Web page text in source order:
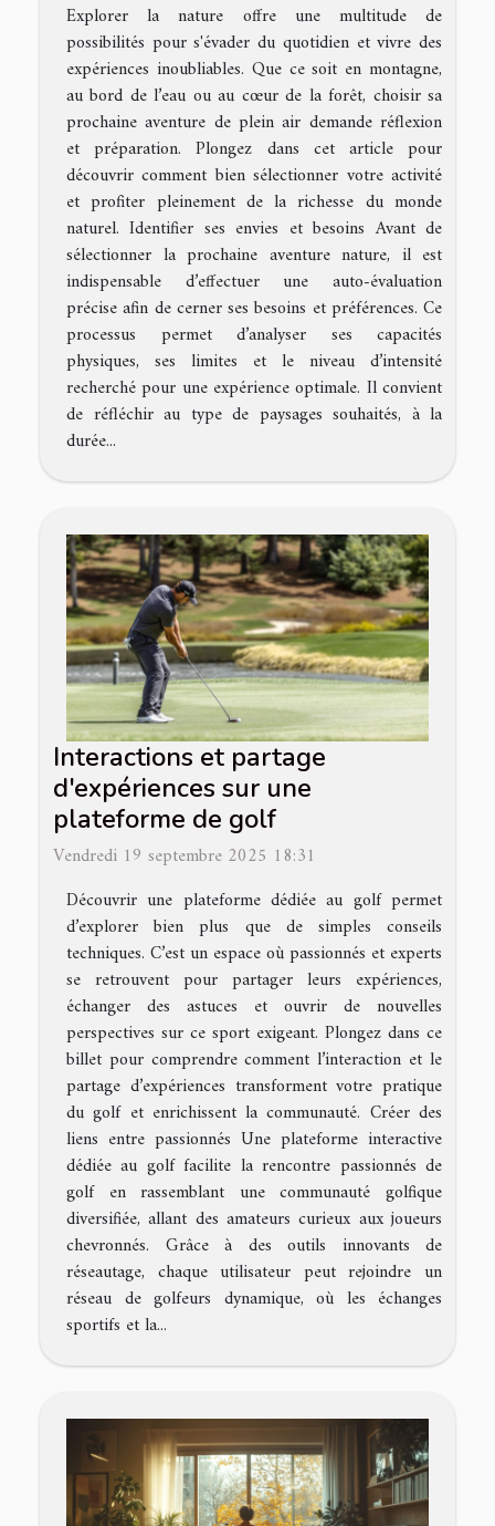
Explorer la nature offre une multitude de
possibilités pour s'évader du quotidien et vivre des
expériences inoubliables. Que ce soit en montagne,
au bord de l’eau ou au cœur de la forêt, choisir sa
prochaine aventure de plein air demande réflexion
et préparation. Plongez dans cet article pour
découvrir comment bien sélectionner votre activité
et profiter pleinement de la richesse du monde
naturel. Identifier ses envies et besoins Avant de
sélectionner la prochaine aventure nature, il est
indispensable d’effectuer une auto-évaluation
précise afin de cerner ses besoins et préférences. Ce
processus permet d’analyser ses capacités
physiques, ses limites et le niveau d’intensité
recherché pour une expérience optimale. Il convient
de réfléchir au type de paysages souhaités, à la
durée...
Interactions et partage
d'expériences sur une
plateforme de golf
Vendredi 19 septembre 2025 18:31
Découvrir une plateforme dédiée au golf permet
d’explorer bien plus que de simples conseils
techniques. C’est un espace où passionnés et experts
se retrouvent pour partager leurs expériences,
échanger des astuces et ouvrir de nouvelles
perspectives sur ce sport exigeant. Plongez dans ce
billet pour comprendre comment l’interaction et le
partage d’expériences transforment votre pratique
du golf et enrichissent la communauté. Créer des
liens entre passionnés Une plateforme interactive
dédiée au golf facilite la rencontre passionnés de
golf en rassemblant une communauté golfique
diversifiée, allant des amateurs curieux aux joueurs
chevronnés. Grâce à des outils innovants de
réseautage, chaque utilisateur peut rejoindre un
réseau de golfeurs dynamique, où les échanges
sportifs et la...